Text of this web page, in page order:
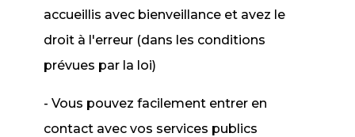
accueillis avec bienveillance et avez le
droit à l'erreur (dans les conditions
prévues par la loi)
- Vous pouvez facilement entrer en
contact avec vos services publics